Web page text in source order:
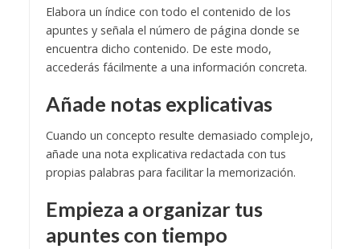
Elabora un índice con todo el contenido de los
apuntes y señala el número de página donde se
encuentra dicho contenido. De este modo,
accederás fácilmente a una información concreta.
Añade notas explicativas
Cuando un concepto resulte demasiado complejo,
añade una nota explicativa redactada con tus
propias palabras para facilitar la memorización.
Empieza a organizar tus
apuntes con tiempo